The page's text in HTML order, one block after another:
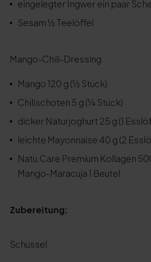
eingelegter Ingwer ein paar
Sesam ½ Teelöffel
Mango-Chili-Dressing
Mango 120 g (½ Stück)
Chilischoten 5 g (¼ Stück)
dicker Naturjoghurt 25 g (1
leichte Mayonnaise 40 g (2
Natu.Care Premium Kollagen
Mango-Maracuja 1 Beutel
Zubereitung:
Schüssel